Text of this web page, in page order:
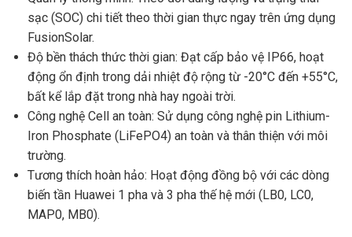
sạc (SOC) chi tiết theo thời gian thực ngay trên ứng dụng
FusionSolar.
Độ bền thách thức thời gian: Đạt cấp bảo vệ IP66, hoạt
động ổn định trong dải nhiệt độ rộng từ -20°C đến +55°C,
bất kể lắp đặt trong nhà hay ngoài trời.
Công nghệ Cell an toàn: Sử dụng công nghệ pin Lithium-
Iron Phosphate (LiFePO4) an toàn và thân thiện với môi
trường.
Tương thích hoàn hảo: Hoạt động đồng bộ với các dòng
biến tần Huawei 1 pha và 3 pha thế hệ mới (LB0, LC0,
MAP0, MB0).